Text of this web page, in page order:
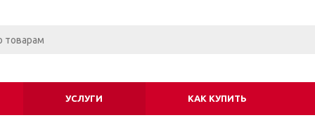
УСЛУГИ КАК КУПИТЬ